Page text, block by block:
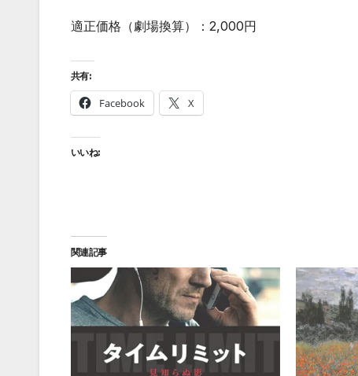
適正価格（劇場換算）：2,000円
共有:
Facebook X
いいね:
関連記事